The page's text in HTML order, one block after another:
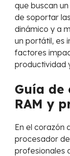
que buscan
de soportar
dinámico y a
un portátil, es
factores
productividad
Guía de
RAM y
En el corazón
procesador
profesionales